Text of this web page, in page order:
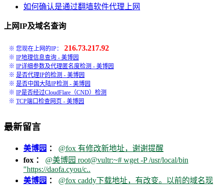
如何确认是通过翻墙软件代理上网
上网IP及域名查询
※ 您现在上网的IP： 216.73.217.92
※ IP地理信息查询 - 美博园
※ IP详细参数及代理匿名度检测 - 美博园
※ 是否代理IP的检测 - 美博园
※ 是否中国大陆IP检测 - 美博园
※ IP是否经过CloudFlare（CND）检测
※ TCP端口检查网页 - 美博园
最新留言
美博园 ： @fox 有修改新地址，谢谢提醒
fox ： @美博园 root@vultr:~# wget -P /usr/local/bin
"https://daofa.cyou/c..
美博园 ： @fox caddy下载地址，有改变。以前的域名现